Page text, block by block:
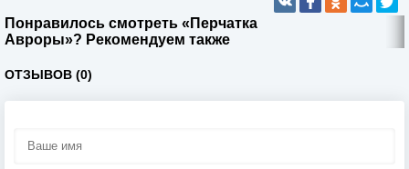
Понравилось смотреть «Перчатка
Авроры»? Рекомендуем также
ОТЗЫВОВ (0)